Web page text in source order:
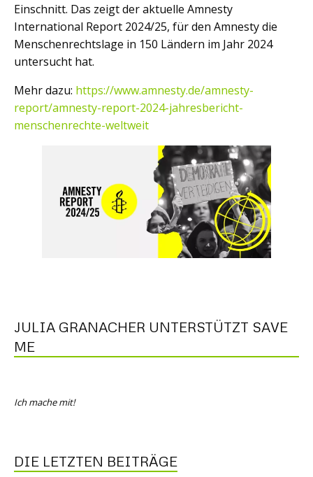
Einschnitt. Das zeigt der aktuelle Amnesty
International Report 2024/25, für den Amnesty die
Menschenrechtslage in 150 Ländern im Jahr 2024
untersucht hat.
Mehr dazu: https://www.amnesty.de/amnesty-
report/amnesty-report-2024-jahresbericht-
menschenrechte-weltweit
JULIA GRANACHER UNTERSTÜTZT SAVE
ME
Ich mache mit!
DIE LETZTEN BEITRÄGE